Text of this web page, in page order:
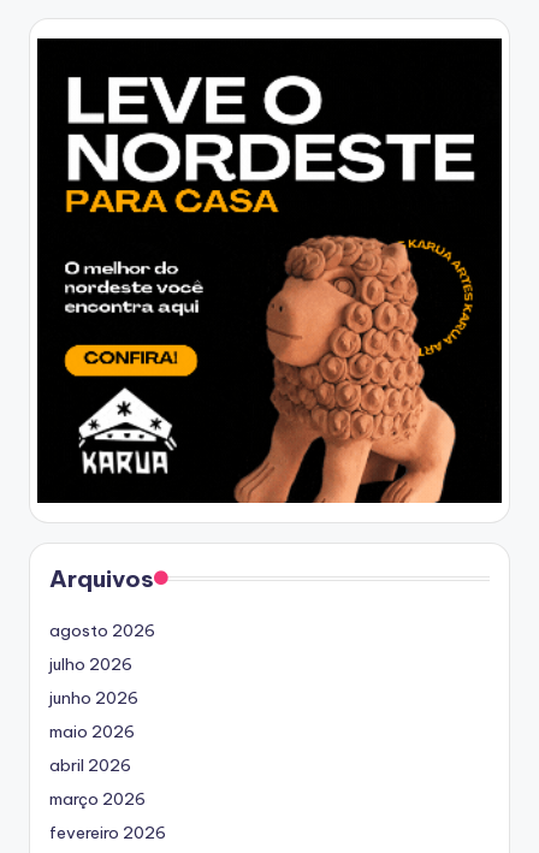
Arquivos
agosto 2026
julho 2026
junho 2026
maio 2026
abril 2026
março 2026
fevereiro 2026